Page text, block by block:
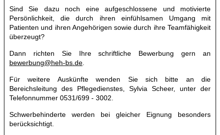
Sind Sie dazu noch eine aufgeschlossene und motivierte
Persönlichkeit, die durch ihren einfühlsamen Umgang mit
Patienten und ihren Angehörigen sowie durch ihre Teamfähigkeit
überzeugt?
Dann richten Sie Ihre schriftliche Bewerbung gern an
bewerbung@heh-bs.de.
Für weitere Auskünfte wenden Sie sich bitte an die
Bereichsleitung des Pflegedienstes, Sylvia Scheer, unter der
Telefonnummer 0531/699 - 3002.
Schwerbehinderte werden bei gleicher Eignung besonders
berücksichtigt.